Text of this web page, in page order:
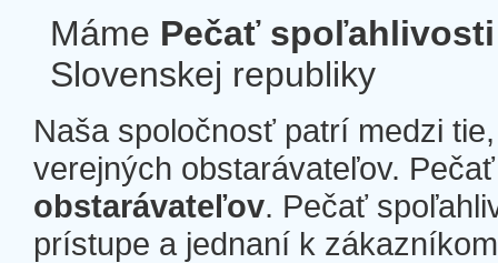
Máme Pečať spoľahlivosti
Slovenskej republiky
Naša spoločnosť patrí medzi
verejných obstarávateľov.
obstarávateľov. Pečať
prístupe a jednaní k